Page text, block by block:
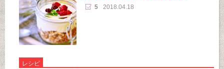
5 2018.04.18
レシピ